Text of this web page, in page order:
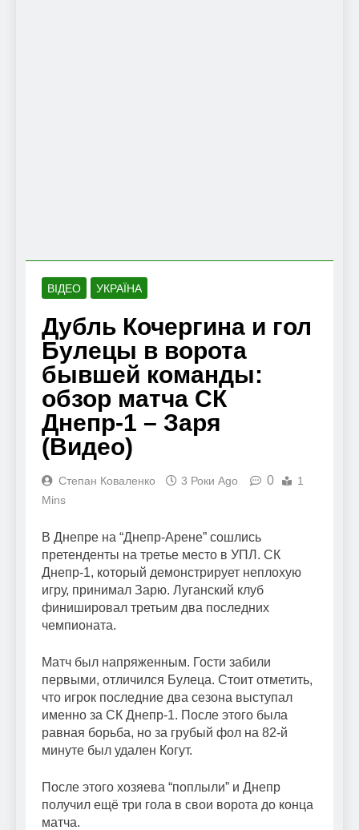
ВІДЕО УКРАЇНА
Дубль Кочергина и гол
Булецы в ворота
бывшей команды:
обзор матча СК
Днепр-1 – Заря
(Видео)
Степан Коваленко 3 Роки Ago 0
1
Mins
В Днепре на “Днепр-Арене” сошлись
претенденты на третье место в УПЛ. СК
Днепр-1, который демонстрирует неплохую
игру, принимал Зарю. Луганский клуб
финишировал третьим два последних
чемпионата.
Матч был напряженным. Гости забили
первыми, отличился Булеца. Стоит отметить,
что игрок последние два сезона выступал
именно за СК Днепр-1. После этого была
равная борьба, но за грубый фол на 82-й
минуте был удален Когут.
После этого хозяева “поплыли” и Днепр
получил ещё три гола в свои ворота до конца
матча.